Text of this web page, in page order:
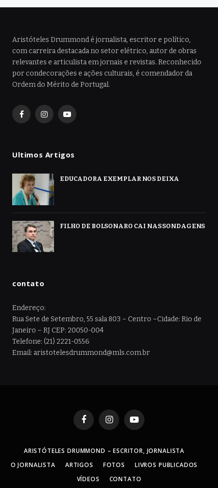
Aristóteles Drummond é jornalista, escritor e político,
com carreira destacada no setor elétrico, autor de obras
relevantes e articulista em jornais e revistas. Reconhecido
por condecorações e ações culturais, é comendador da
Ordem do Mérito de Portugal.
FacebookInstagramYouTube
Ultimos Artigos
EDUCADORA EXEMPLAR NOS DEIXA
FILHO DE BOLSONARO CAI NAS SONDAGENS
contato
Endereço:
Rua Sete de Setembro, 55 sala 803 – Centro –Cidade: Rio de
Janeiro – RJ CEP: 20050-004
Telefone: (21) 2221-0556
Email: aristotelesdrummond@mls.com.br
FacebookInstagramYouTube
ARISTÓTELES DRUMMOND – ESCRITOR, JORNALISTA
O JORNALISTA
ARTIGOS FOTOS
LIVROS PUBLICADOS
VÍDEOS
CONTATO